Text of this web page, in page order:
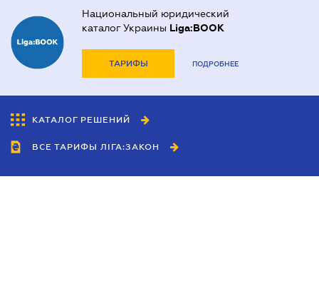
Национальный юридический
каталог Украины Liga:BOOK
ТАРИФЫ ПОДРОБНЕЕ
КАТАЛОГ РЕШЕНИЙ
ВСЕ ТАРИФЫ ЛІГА:ЗАКОН